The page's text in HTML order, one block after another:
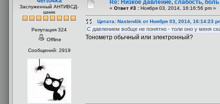
Заслуженный АНТИВСД-
шник
Репутация 324
Offline
Сообщений: 2919
Re: Низкое давление, слабость,
« Ответ #3 : Ноября 03, 2014, 16:16:56 pm »
Цитата: Nasten4ik от Ноября 03, 2014, 16:14:23
С давлением вобще не понятно - толи оно у меня
Тонометр обычный или электронный?